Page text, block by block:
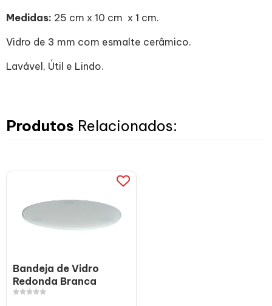
Medidas: 25 cm x 10 cm x 1 cm.
Vidro de 3 mm com esmalte cerâmico.
Lavável, Útil e Lindo.
Produtos Relacionados:
Bandeja de Vidro
Redonda Branca